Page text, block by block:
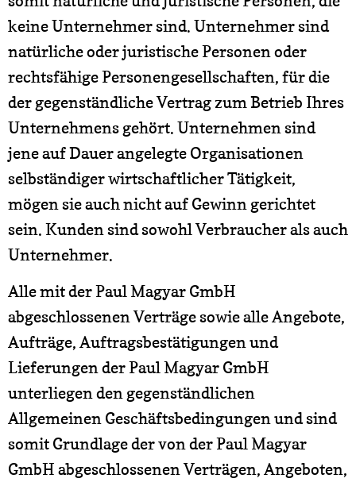
keine Unternehmer sind. Unternehmer sind
natürliche oder juristische Personen oder
rechtsfähige Personengesellschaften, für die
der gegenständliche Vertrag zum Betrieb Ihres
Unternehmens gehört. Unternehmen sind
jene auf Dauer angelegte Organisationen
selbständiger wirtschaftlicher Tätigkeit,
mögen sie auch nicht auf Gewinn gerichtet
sein. Kunden sind sowohl Verbraucher als auch
Unternehmer.
Alle mit der Paul Magyar GmbH
abgeschlossenen Verträge sowie alle Angebote,
Aufträge, Auftragsbestätigungen und
Lieferungen der Paul Magyar GmbH
unterliegen den gegenständlichen
Allgemeinen Geschäftsbedingungen und sind
somit Grundlage der von der Paul Magyar
GmbH abgeschlossenen Verträgen, Angeboten,